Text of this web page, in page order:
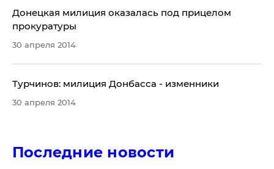
​Донецкая милиция оказалась под прицелом
прокуратуры
30 апреля 2014
Турчинов: милиция Донбасса - изменники
30 апреля 2014
Последние новости